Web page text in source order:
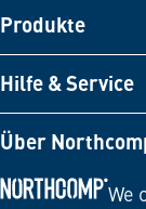
Produkte
Hilfe & Service
Über
We